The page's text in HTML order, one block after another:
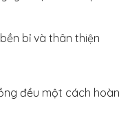
bỉ và thân thiện
đều một cách hoàn